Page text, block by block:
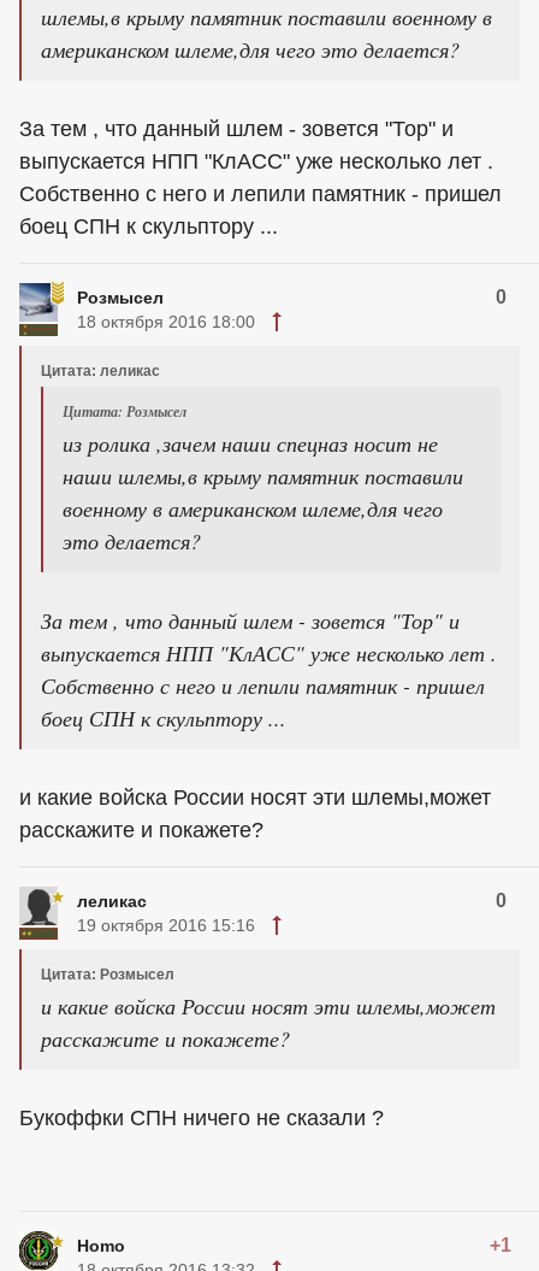
шлемы,в крыму памятник поставили военному в
американском шлеме,для чего это делается?
За тем , что данный шлем - зовется "Тор" и
выпускается НПП "КлАСС" уже несколько лет .
Собственно с него и лепили памятник - пришел
боец СПН к скульптору ...
Розмысел 0
18 октября 2016 18:00
Цитата: леликас
Цитата: Розмысел
из ролика ,зачем наши спецназ носит не
наши шлемы,в крыму памятник поставили
военному в американском шлеме,для чего
это делается?
За тем , что данный шлем - зовется "Тор" и
выпускается НПП "КлАСС" уже несколько лет .
Собственно с него и лепили памятник - пришел
боец СПН к скульптору ...
и какие войска России носят эти шлемы,может
расскажите и покажете?
леликас 0
19 октября 2016 15:16
Цитата: Розмысел
и какие войска России носят эти шлемы,может
расскажите и покажете?
Букоффки СПН ничего не сказали ?
Homo +1